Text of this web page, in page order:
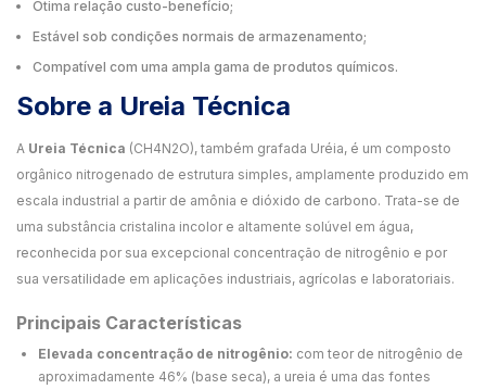
Ótima relação custo-benefício;
Estável sob condições normais de armazenamento;
Compatível com uma ampla gama de produtos químicos.
Sobre a Ureia Técnica
A Ureia Técnica (CH4N2O), também grafada Uréia, é um composto
orgânico nitrogenado de estrutura simples, amplamente produzido em
escala industrial a partir de amônia e dióxido de carbono. Trata-se de
uma substância cristalina incolor e altamente solúvel em água,
reconhecida por sua excepcional concentração de nitrogênio e por
sua versatilidade em aplicações industriais, agrícolas e laboratoriais.
Principais Características
Elevada concentração de nitrogênio: com teor de nitrogênio de
aproximadamente 46% (base seca), a ureia é uma das fontes